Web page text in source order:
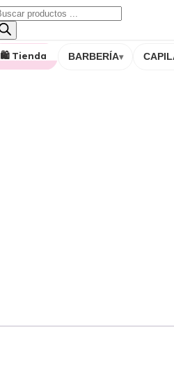
🛍️ Tienda BARBERÍA▾